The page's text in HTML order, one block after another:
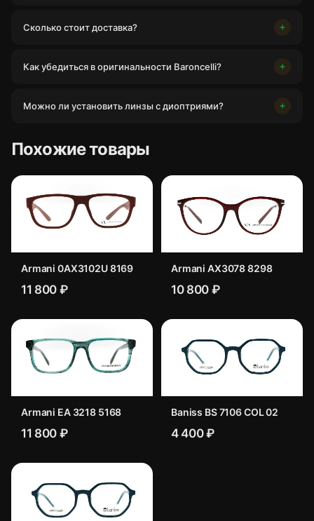
Сколько стоит доставка?
Как убедиться в оригинальности Baroncelli?
Можно ли установить линзы с диоптриями?
Похожие товары
Armani 0AX3102U 8169
11 800 ₽
Armani AX3078 8298
10 800 ₽
Armani EA 3218 5168
11 800 ₽
Baniss BS 7106 COL 02
4 400 ₽